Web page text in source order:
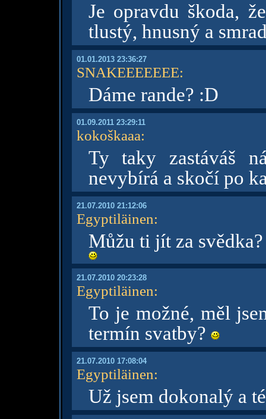
Je opravdu škoda,
tlustý, hnusný a
01.01.2013 23:36:27
SNAKEEEEEEE:
Dáme rande? :D
01.09.2011 23:29:11
kokoškaaa:
Ty taky zastáváš
nevybírá a skočí po
21.07.2010 21:12:06
Egyptiläinen:
Můžu ti jít za
21.07.2010 20:23:28
Egyptiläinen:
To je možné, měl
termín svatby?
21.07.2010 17:08:04
Egyptiläinen:
Už jsem dokonalý a